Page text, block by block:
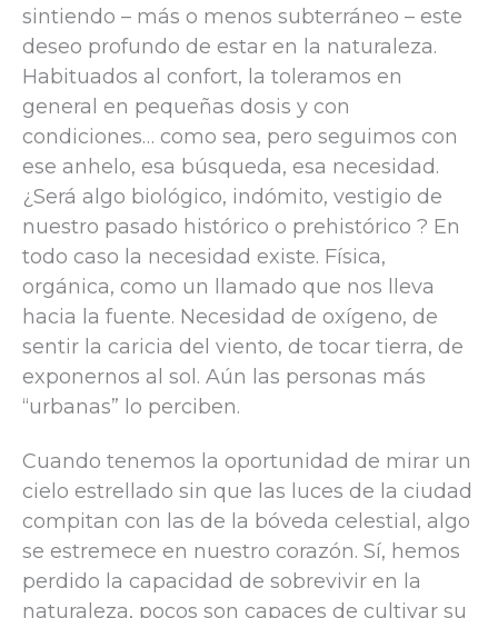
sintiendo – más o menos subterráneo – este
deseo profundo de estar en la naturaleza.
Habituados al confort, la toleramos en
general en pequeñas dosis y con
condiciones… como sea, pero seguimos con
ese anhelo, esa búsqueda, esa necesidad.
¿Será algo biológico, indómito, vestigio de
nuestro pasado histórico o prehistórico ? En
todo caso la necesidad existe. Física,
orgánica, como un llamado que nos lleva
hacia la fuente. Necesidad de oxígeno, de
sentir la caricia del viento, de tocar tierra, de
exponernos al sol. Aún las personas más
“urbanas” lo perciben.
Cuando tenemos la oportunidad de mirar un
cielo estrellado sin que las luces de la ciudad
compitan con las de la bóveda celestial, algo
se estremece en nuestro corazón. Sí, hemos
perdido la capacidad de sobrevivir en la
naturaleza, pocos son capaces de cultivar su